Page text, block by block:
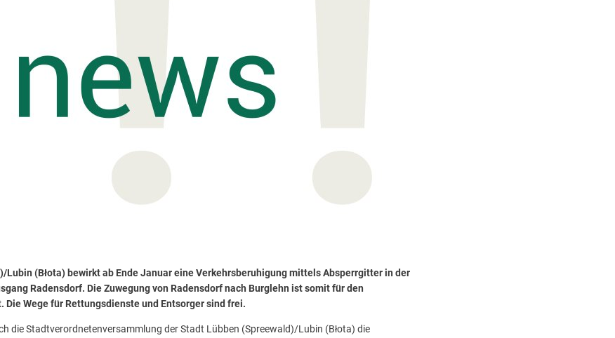
Lubin (Błota) bewirkt ab Ende Januar eine Verkehrsberuhigung mittels Absperrgitter in der
Radensdorf. Die Zuwegung von Radensdorf nach Burglehn ist somit für den
Wege für Rettungsdienste und Entsorger sind frei.
die Stadtverordnetenversammlung der Stadt Lübben (Spreewald)/Lubin (Błota) die